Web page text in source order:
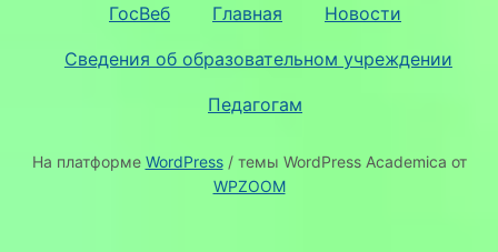
ГосВеб Главная Новости
Сведения об образовательном учреждении
Педагогам
На платформе WordPress/ темы WordPress Academica от
WPZOOM